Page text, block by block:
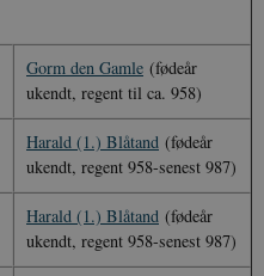
Gorm den Gamle (fødeår
ukendt, regent til ca. 958)
Harald (1.) Blåtand (fødeår
ukendt, regent 958-senest 987)
Harald (1.) Blåtand (fødeår
ukendt, regent 958-senest 987)